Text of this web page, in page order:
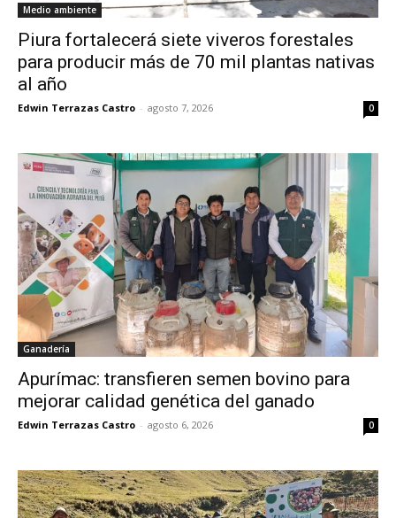
Medio ambiente
Piura fortalecerá siete viveros forestales
para producir más de 70 mil plantas nativas
al año
Edwin Terrazas Castro - agosto 7, 2026 0
Ganadería
Apurímac: transfieren semen bovino para
mejorar calidad genética del ganado
Edwin Terrazas Castro - agosto 6, 2026 0